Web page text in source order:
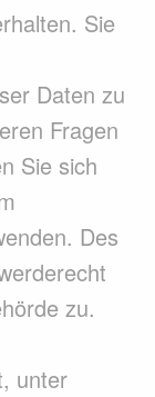
Sie
Daten zu
Fragen
Sie sich
Des
zu.
unter